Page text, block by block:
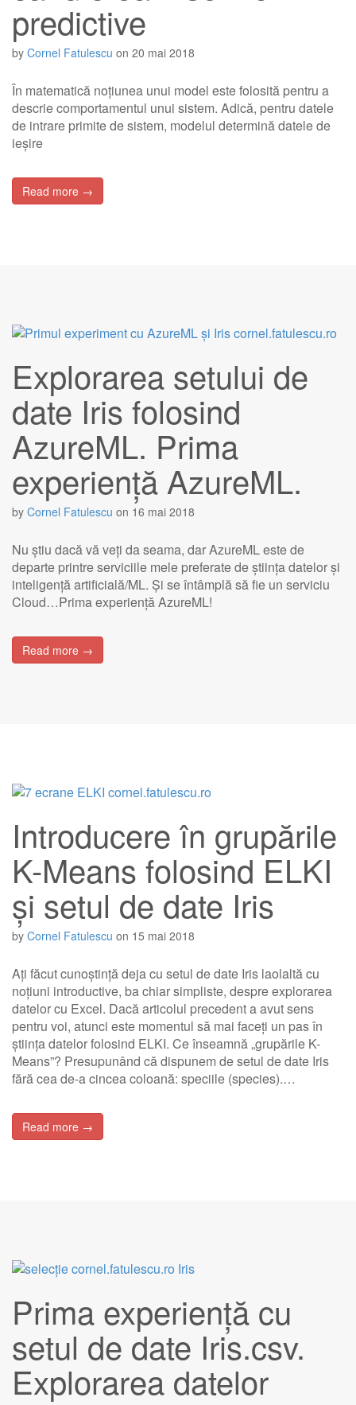
predictive
by Cornel Fatulescu on 20 mai 2018
În matematică noțiunea unui model este folosită pentru a
descrie comportamentul unui sistem. Adică, pentru datele
de intrare primite de sistem, modelul determină datele de
ieșire
Read more →
Explorarea setului de
date Iris folosind
AzureML. Prima
experiență AzureML.
by Cornel Fatulescu on 16 mai 2018
Nu știu dacă vă veți da seama, dar AzureML este de
departe printre serviciile mele preferate de știința datelor și
inteligență artificială/ML. Și se întâmplă să fie un serviciu
Cloud…Prima experiență AzureML!
Read more →
Introducere în grupările
K-Means folosind ELKI
și setul de date Iris
by Cornel Fatulescu on 15 mai 2018
Ați făcut cunoștință deja cu setul de date Iris laolaltă cu
noțiuni introductive, ba chiar simpliste, despre explorarea
datelor cu Excel. Dacă articolul precedent a avut sens
pentru voi, atunci este momentul să mai faceți un pas în
știința datelor folosind ELKI. Ce înseamnă „grupările K-
Means”? Presupunând că dispunem de setul de date Iris
fără cea de-a cincea coloană: speciile (species).…
Read more →
Prima experiență cu
setul de date Iris.csv.
Explorarea datelor